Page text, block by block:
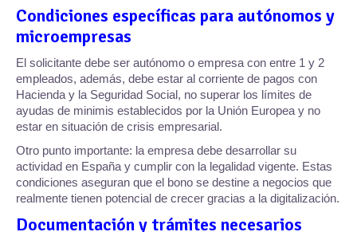
Condiciones específicas para autónomos y
microempresas
El solicitante debe ser autónomo o empresa con entre 1 y 2
empleados, además, debe estar al corriente de pagos con
Hacienda y la Seguridad Social, no superar los límites de
ayudas de minimis establecidos por la Unión Europea y no
estar en situación de crisis empresarial.
Otro punto importante: la empresa debe desarrollar su
actividad en España y cumplir con la legalidad vigente. Estas
condiciones aseguran que el bono se destine a negocios que
realmente tienen potencial de crecer gracias a la digitalización.
Documentación y trámites necesarios